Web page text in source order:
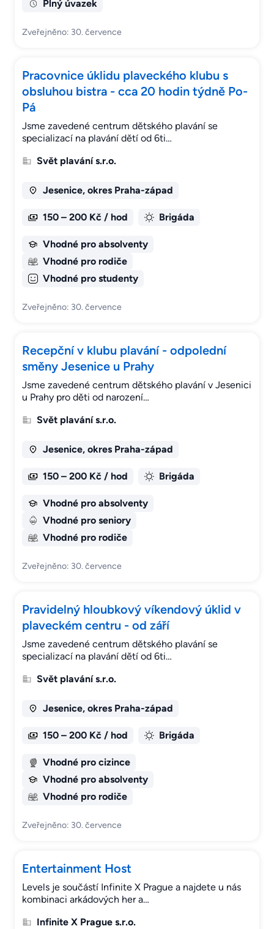
Plný úvazek
Zveřejněno: 30. července
Pracovnice úklidu plaveckého klubu s
obsluhou bistra - cca 20 hodin týdně Po-
Pá
Jsme zavedené centrum dětského plavání se
specializací na plavání dětí od 6ti…
Svět plavání s.r.o.
Jesenice, okres Praha-západ
150 – 200 Kč / hod Brigáda
Vhodné pro absolventy
Vhodné pro rodiče
Vhodné pro studenty
Zveřejněno: 30. července
Recepční v klubu plavání - odpolední
směny Jesenice u Prahy
Jsme zavedené centrum dětského plavání v Jesenici
u Prahy pro děti od narození…
Svět plavání s.r.o.
Jesenice, okres Praha-západ
150 – 200 Kč / hod Brigáda
Vhodné pro absolventy
Vhodné pro seniory
Vhodné pro rodiče
Zveřejněno: 30. července
Pravidelný hloubkový víkendový úklid v
plaveckém centru - od září
Jsme zavedené centrum dětského plavání se
specializací na plavání dětí od 6ti…
Svět plavání s.r.o.
Jesenice, okres Praha-západ
150 – 200 Kč / hod Brigáda
Vhodné pro cizince
Vhodné pro absolventy
Vhodné pro rodiče
Zveřejněno: 30. července
Entertainment Host
Levels je součástí Infinite X Prague a najdete u nás
kombinaci arkádových her a…
Infinite X Prague s.r.o.